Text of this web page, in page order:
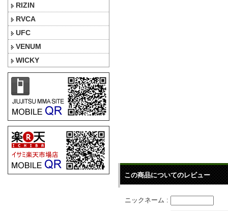
RIZIN
RVCA
UFC
VENUM
WICKY
この商品についてのレビュー
ニックネーム :